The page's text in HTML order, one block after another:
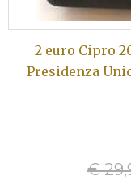
2 euro Cipro
Presidenza
€